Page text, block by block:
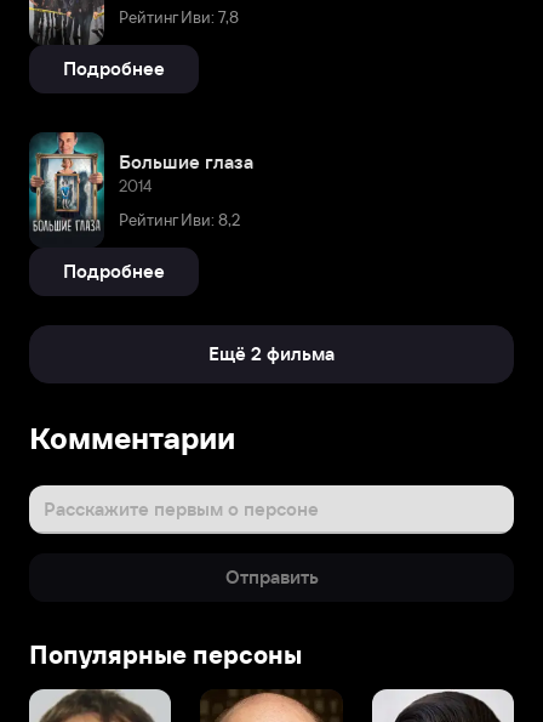
Рейтинг Иви: 7,8
Подробнее
Большие глаза
2014
Рейтинг Иви: 8,2
Подробнее
Ещё 2 фильма
Комментарии
Расскажите первым о персоне
Отправить
Популярные персоны